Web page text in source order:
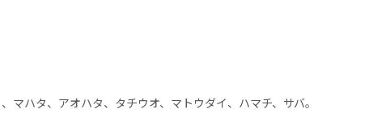
ハタ、アオハタ、タチウオ、マトウダイ、ハマチ、サバ。